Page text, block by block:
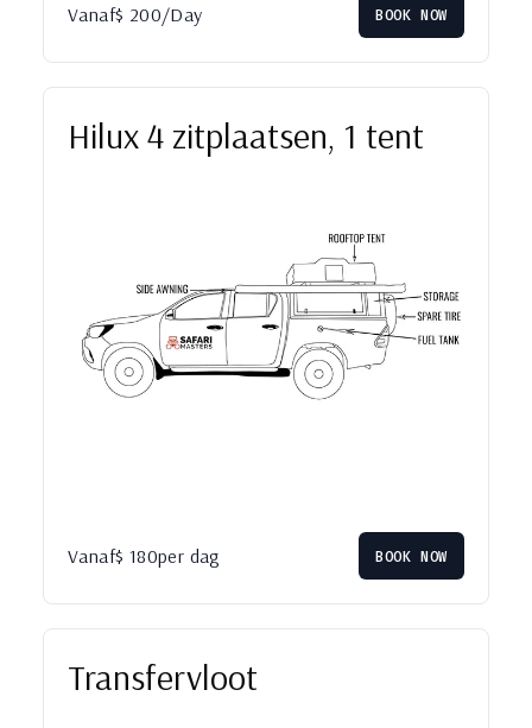
Vanaf$ 200/Day BOOK NOW
Hilux 4 zitplaatsen, 1 tent
Vanaf$ 180per dag BOOK NOW
Transfervloot